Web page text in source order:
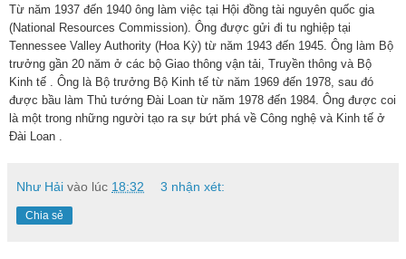
Từ năm 1937 đến 1940 ông làm việc tại Hội đồng tài nguyên quốc gia
(National Resources Commission). Ông được gửi đi tu nghiệp tại
Tennessee Valley Authority (Hoa Kỳ) từ năm 1943 đến 1945. Ông làm Bộ
trưởng gần 20 năm ở các bộ Giao thông vận tải, Truyền thông và Bộ
Kinh tế . Ông là Bộ trưởng Bộ Kinh tế từ năm 1969 đến 1978, sau đó
được bầu làm Thủ tướng Đài Loan từ năm 1978 đến 1984. Ông được coi
là một trong những người tạo ra sự bứt phá về Công nghệ và Kinh tế ở
Đài Loan .
Như Hải vào lúc 18:32 3 nhận xét:
Chia sẻ